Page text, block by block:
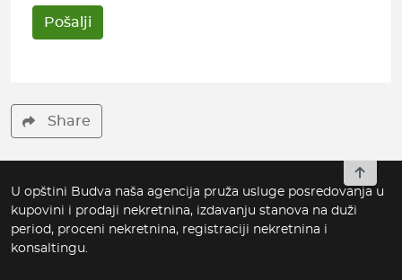
Share
U opštini Budva naša agencija pruža usluge posredovanja u
kupovini i prodaji nekretnina, izdavanju stanova na duži
period, proceni nekretnina, registraciji nekretnina i
konsaltingu.
To top